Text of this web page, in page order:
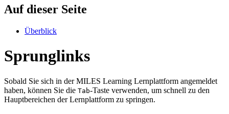
Auf dieser Seite
Überblick
Sprunglinks
Sobald Sie sich in der MILES Learning Lernplattform angemeldet
haben, können Sie die Tab-Taste verwenden, um schnell zu den
Hauptbereichen der Lernplattform zu springen.